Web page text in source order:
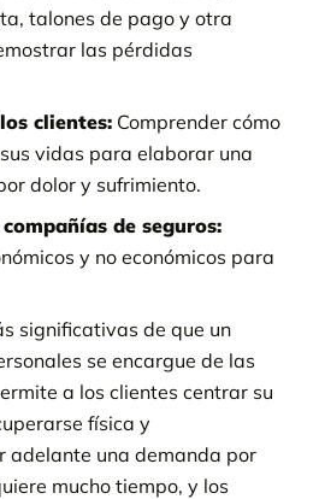
talones de pago y otra
las pérdidas
clientes: Comprender cómo
vidas para elaborar una
dolor y sufrimiento.
de seguros:
y no económicos para
significativas de que un
se encargue de las
a los clientes centrar su
física y
adelante una demanda por
mucho tiempo, y los